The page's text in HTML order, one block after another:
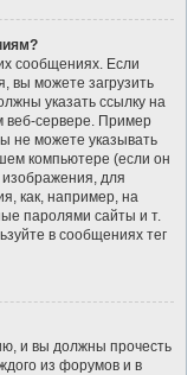
сообщениях. Если
вы можете загрузить
указать ссылку на
веб-сервере. Пример
не можете указывать
компьютере (если он
для
как, например, на
паролями сайты и т.
в сообщениях тег
и вы должны прочесть
из форумов и в